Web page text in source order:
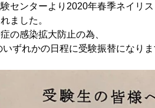
センターより2020年春季ネイリ
ました。
の感染拡大防止の為、
ずれかの日程に受験振替になりま